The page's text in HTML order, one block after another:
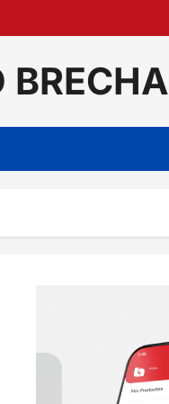
BRECHA